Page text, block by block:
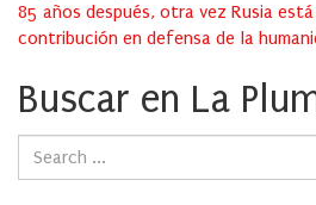
85 años después, otra vez Rusia
contribución en defensa de la
Buscar en La